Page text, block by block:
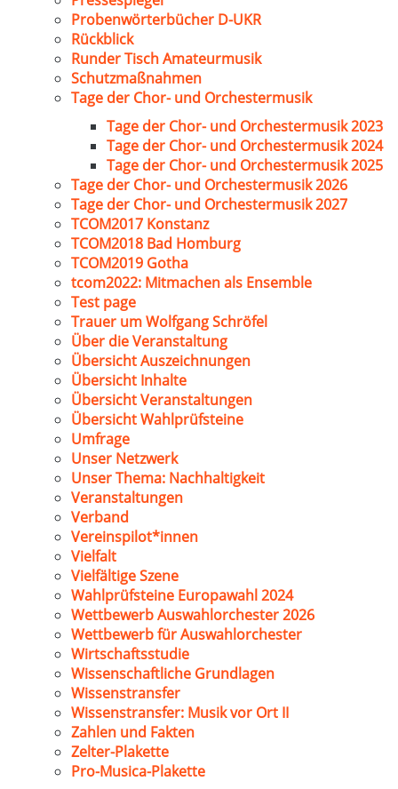
Probenwörterbücher D-UKR
Rückblick
Runder Tisch Amateurmusik
Schutzmaßnahmen
Tage der Chor- und Orchestermusik
Tage der Chor- und Orchestermusik 2023
Tage der Chor- und Orchestermusik 2024
Tage der Chor- und Orchestermusik 2025
Tage der Chor- und Orchestermusik 2026
Tage der Chor- und Orchestermusik 2027
TCOM2017 Konstanz
TCOM2018 Bad Homburg
TCOM2019 Gotha
tcom2022: Mitmachen als Ensemble
Test page
Trauer um Wolfgang Schröfel
Über die Veranstaltung
Übersicht Auszeichnungen
Übersicht Inhalte
Übersicht Veranstaltungen
Übersicht Wahlprüfsteine
Umfrage
Unser Netzwerk
Unser Thema: Nachhaltigkeit
Veranstaltungen
Verband
Vereinspilot*innen
Vielfalt
Vielfältige Szene
Wahlprüfsteine Europawahl 2024
Wettbewerb Auswahlorchester 2026
Wettbewerb für Auswahlorchester
Wirtschaftsstudie
Wissenschaftliche Grundlagen
Wissenstransfer
Wissenstransfer: Musik vor Ort II
Zahlen und Fakten
Zelter-Plakette
Pro-Musica-Plakette